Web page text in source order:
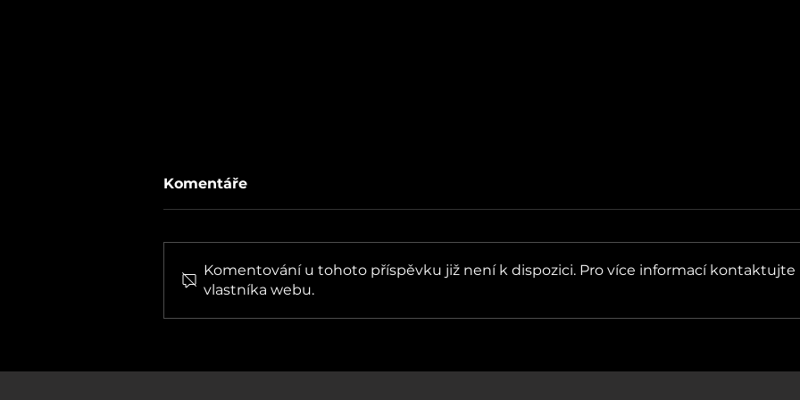
GUFRAU: Budoucnost
Sorry baby, v sobotu jdu
Komentáře
Komentování u tohoto příspěvku již není k dispozici. Pro více informací kontaktujte
vlastníka webu.